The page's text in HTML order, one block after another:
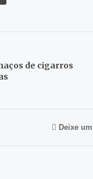
de cigarros
Deixe